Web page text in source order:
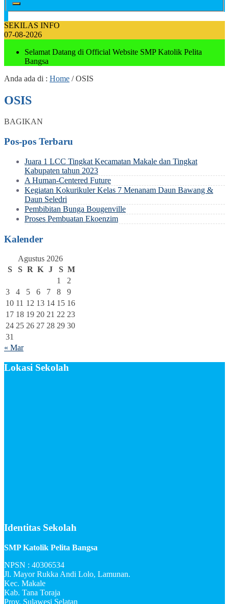
SEKILAS INFO
07-08-2026
Selamat Datang di Official Website SMP Katolik Pelita
Bangsa
Anda ada di : Home /OSIS
OSIS
BAGIKAN
Pos-pos Terbaru
Juara 1 LCC Tingkat Kecamatan Makale dan Tingkat
Kabupaten tahun 2023
A Human-Centered Future
Kegiatan Kokurikuler Kelas 7 Menanam Daun Bawang &
Daun Seledri
Pembibitan Bunga Bougenville
Proses Pembuatan Ekoenzim
Kalender
Agustus 2026
S
S R K J S M
1
2
3
4 5 6 7 8
9
10 11 12 13 14 15 16
17 18 19 20 21 22 23
24 25 26 27 28 29 30
31
« Mar
Lokasi Sekolah
Identitas Sekolah
SMP Katolik Pelita Bangsa
NPSN : 40306534
Jl. Mayor Rukka Andi Lolo, Lamunan.
Kec. Makale
Kab. Tana Toraja
Prov. Sulawesi Selatan